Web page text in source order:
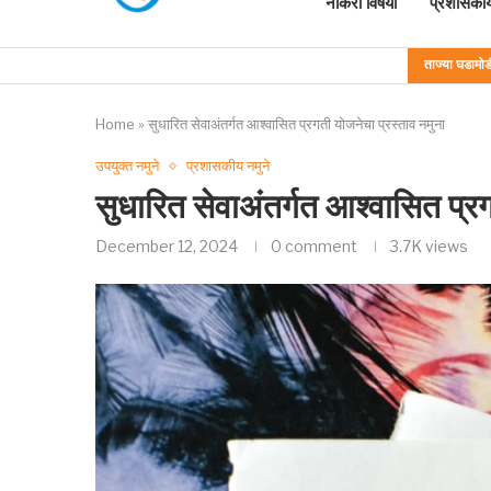
ताज्या
Home » सुधारित सेवाअंतर्गत आश्वासित प्रगती योजनेचा प्रस्ताव नमुना
उपयुक्त नमुने प्रशासकीय नमुने
सुधारित सेवाअंतर्गत आश्वासित
December 12, 2024 0 comment 3.7K views